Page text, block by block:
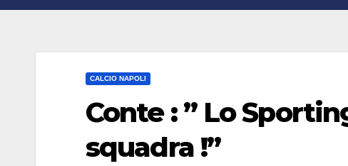
CALCIO NAPOLI
Conte : ” Lo
squadra !”